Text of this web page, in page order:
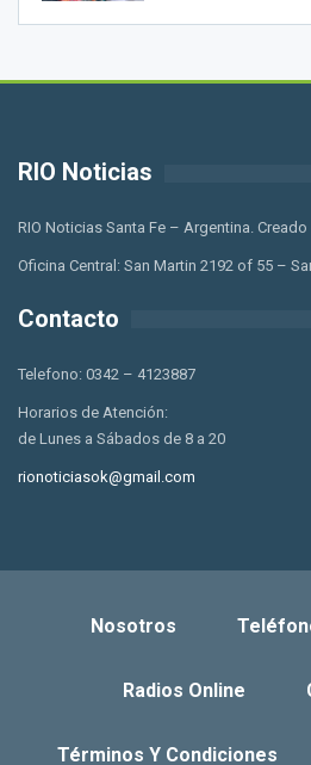
RIO Noticias
RIO Noticias Santa Fe – Argentina.
Oficina Central: San Martin 2192 of 55 –
Contacto
Telefono: 0342 – 4123887
Horarios de Atención:
de Lunes a Sábados de 8 a 20
rionoticiasok@gmail.com
Nosotros
Radios Online
Términos Y Condiciones